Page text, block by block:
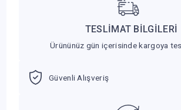
TESLİMAT BİLGİLERİ
Ürününüz gün içerisinde kargoya
Güvenli Alışveriş